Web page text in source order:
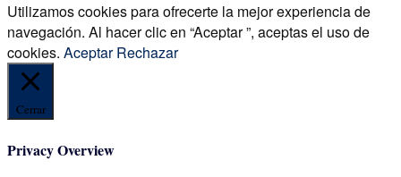
Utilizamos cookies para ofrecerte la mejor experiencia de
navegación. Al hacer clic en “Aceptar ”, aceptas el uso de
cookies. Aceptar Rechazar
Cerrar
Privacy Overview